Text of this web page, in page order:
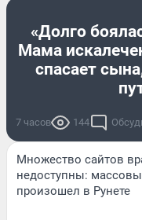
«Долго
Мама
спасает
7 часов 144
Множество сайтов
недоступны:
произошел в Рунете